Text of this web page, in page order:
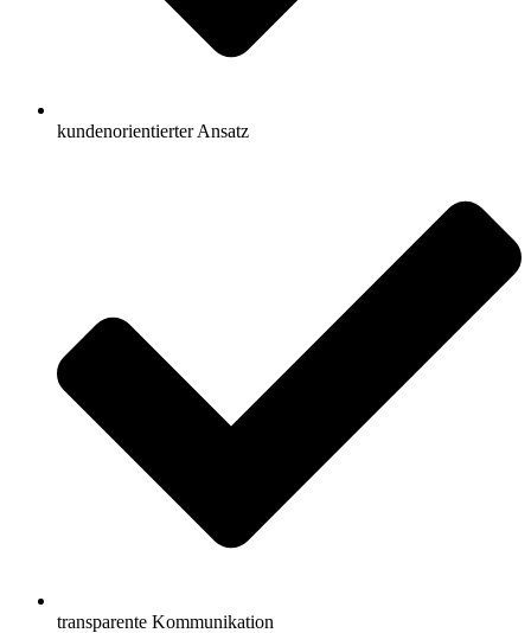
kundenorientierter Ansatz
transparente Kommunikation